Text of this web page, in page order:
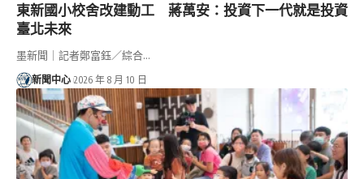
東新國小校舍改建動工 蔣萬安：投資下一代就是投資
臺北未來
墨新聞｜記者鄭富鈺／綜合…
新聞中心 2026 年 8 月 10 日